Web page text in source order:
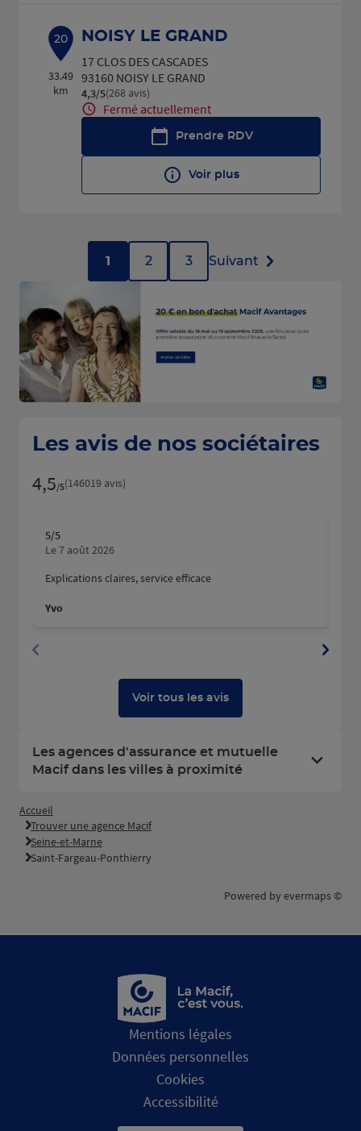
20
33.49
km
NOISY LE GRAND
17 CLOS DES CASCADES
93160 NOISY LE GRAND
4,3/5Note de 4.3 sur 5
(268 avis)
Fermé actuellement
Prendre RDV
Voir plus
1 2 3 Suivant
Les avis de nos sociétaires
4,5/5Note de 4.5 sur 5
(146019 avis)
5/5
Le 7 août 2026
Explications claires, service efficace
Yvo
Voir tous les avis
Les agences d'assurance et mutuelle
Macif dans les villes à proximité
Accueil
Trouver une agence Macif
Seine-et-Marne
Saint-Fargeau-Ponthierry
Powered by evermaps ©
Mentions légales
Données personnelles
Cookies
Accessibilité